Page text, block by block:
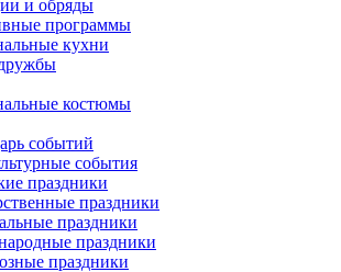
и обряды
программы
кухни
костюмы
событий
события
праздники
праздники
праздники
праздники
праздники